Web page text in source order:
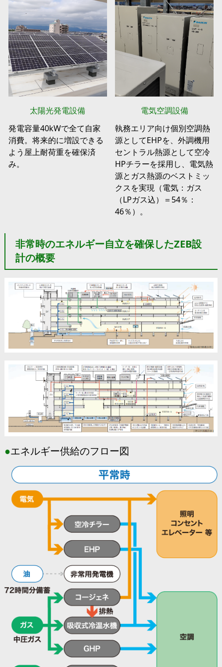
太陽光発電設備
発電容量40kWで全て自家
消費。将来的に増設できる
よう屋上耐荷重を確保済
み。
電気空調設備
執務エリア向け個別空調熱
源としてEHPを、外調機用
セントラル熱源として空冷
HPチラーを採用し、電気熱
源とガス熱源のベストミッ
クスを実現（電気：ガス
（LPガス込）＝54％：
46％）。
非常時のエネルギー自立を確保したZEB設
計の概要
●エネルギー供給のフロー図